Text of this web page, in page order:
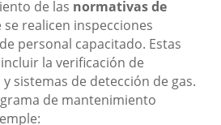
de las normativas de
se realicen inspecciones
personal capacitado. Estas
la verificación de
sistemas de detección de gas.
de mantenimiento